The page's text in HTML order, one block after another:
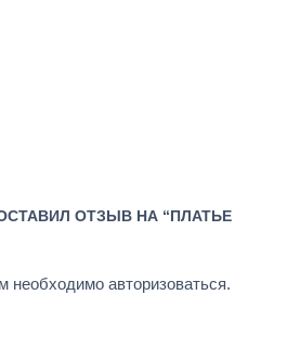
ОТЗЫВ НА “ПЛАТЬЕ
необходимо авторизоваться.